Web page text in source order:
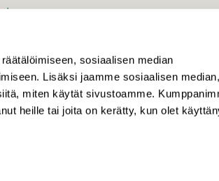
sosiaalisen median
Lisäksi jaamme sosiaalisen median,
miten käytät sivustoamme.
heille tai joita on kerätty, kun olet